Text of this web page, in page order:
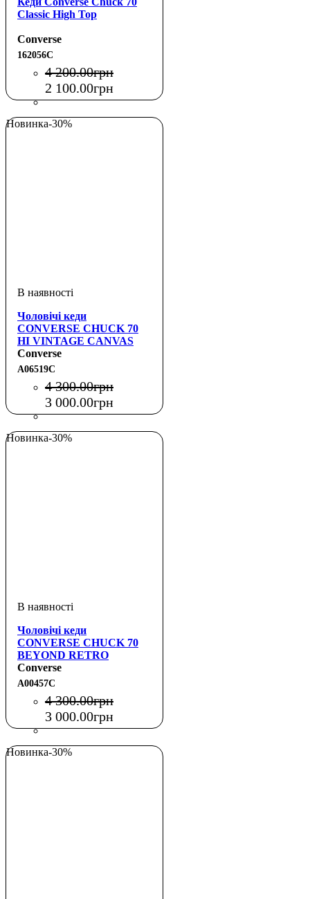
Classic High Top
Converse
162056C
4 200.00грн
2 100.00грн
Новинка-30%
Чоловічі кеди
CONVERSE CHUCK 70
HI VINTAGE CANVAS
CLOUDY DAZE
Converse
A06519C
4 300.00грн
3 000.00грн
Новинка-30%
Чоловічі кеди
CONVERSE CHUCK 70
BEYOND RETRO
STRIPES
Converse
A00457C
4 300.00грн
3 000.00грн
Новинка-30%